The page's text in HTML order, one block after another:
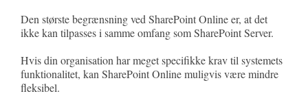
Den største begrænsning ved SharePoint Online er, at det
ikke kan tilpasses i samme omfang som SharePoint Server.
Hvis din organisation har meget specifikke krav til systemets
funktionalitet, kan SharePoint Online muligvis være mindre
fleksibel.